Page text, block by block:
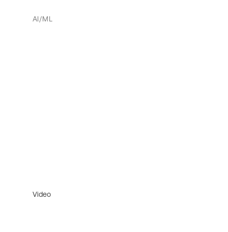
AI/ML
Video